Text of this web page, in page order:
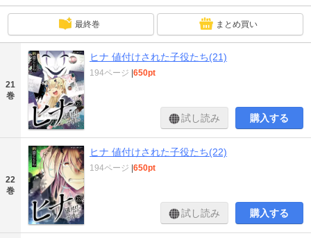
最終巻 まとめ買い
21
巻
ヒナ 値付けされた子役たち(21)
194ページ |650pt
試し読み 購入する
22
巻
ヒナ 値付けされた子役たち(22)
194ページ |650pt
試し読み 購入する